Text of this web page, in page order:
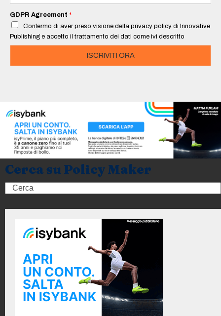
a
i
*
GDPR Agreement *
Confermo di aver preso visione della privacy policy di Innovative
Publishing e accetto il trattamento dei dati come ivi descritto
ISCRIVITI ORA
Cerca su Policy Maker
Search